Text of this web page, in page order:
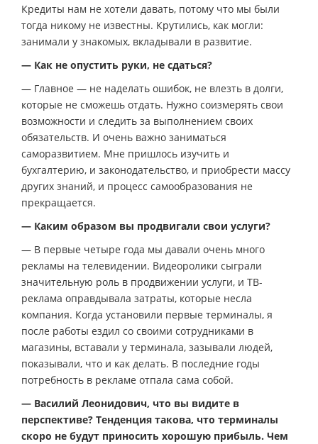
Кредиты нам не хотели давать, потому что мы были
тогда никому не известны. Крутились, как могли:
занимали у знакомых, вкладывали в развитие.
— Как не опустить руки, не сдаться?
— Главное — не наделать ошибок, не влезть в долги,
которые не сможешь отдать. Нужно соизмерять свои
возможности и следить за выполнением своих
обязательств. И очень важно заниматься
саморазвитием. Мне пришлось изучить и
бухгалтерию, и законодательство, и приобрести массу
других знаний, и процесс самообразования не
прекращается.
— Каким образом вы продвигали свои услуги?
— В первые четыре года мы давали очень много
рекламы на телевидении. Видеоролики сыграли
значительную роль в продвижении услуги, и ТВ-
реклама оправдывала затраты, которые несла
компания. Когда установили первые терминалы, я
после работы ездил со своими сотрудниками в
магазины, вставали у терминала, зазывали людей,
показывали, что и как делать. В последние годы
потребность в рекламе отпала сама собой.
— Василий Леонидович, что вы видите в
перспективе? Тенденция такова, что терминалы
скоро не будут приносить хорошую прибыль. Чем